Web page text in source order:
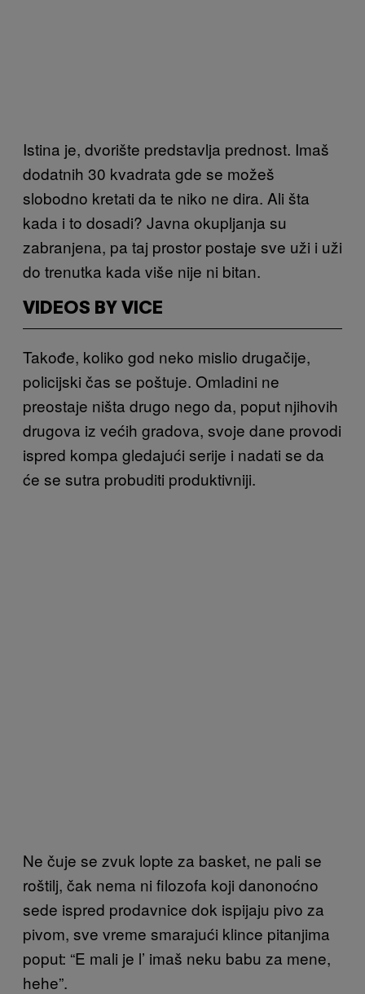
Istina je, dvorište predstavlja prednost. Imaš
dodatnih 30 kvadrata gde se možeš
slobodno kretati da te niko ne dira. Ali šta
kada i to dosadi? Javna okupljanja su
zabranjena, pa taj prostor postaje sve uži i uži
do trenutka kada više nije ni bitan.
VIDEOS BY VICE
Takođe, koliko god neko mislio drugačije,
policijski čas se poštuje. Omladini ne
preostaje ništa drugo nego da, poput njihovih
drugova iz većih gradova, svoje dane provodi
ispred kompa gledajući serije i nadati se da
će se sutra probuditi produktivniji.
Ne čuje se zvuk lopte za basket, ne pali se
roštilj, čak nema ni filozofa koji danonoćno
sede ispred prodavnice dok ispijaju pivo za
pivom, sve vreme smarajući klince pitanjima
poput: “E mali je l’ imaš neku babu za mene,
hehe”.